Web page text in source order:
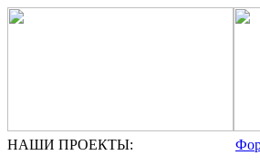
НАШИ ПРОЕКТЫ: